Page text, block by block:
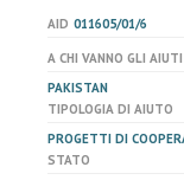
AID 011605/01/6
A CHI VANNO GLI AIUTI
PAKISTAN
TIPOLOGIA DI AIUTO
PROGETTI DI
STATO